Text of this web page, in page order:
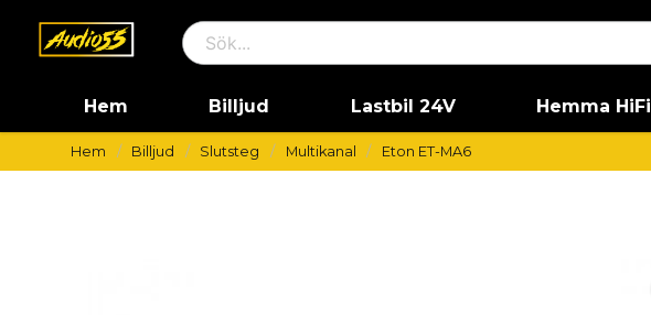
Hem Billjud Lastbil 24V Hemma HiFi
Hem Billjud Slutsteg Multikanal Eton ET-MA6